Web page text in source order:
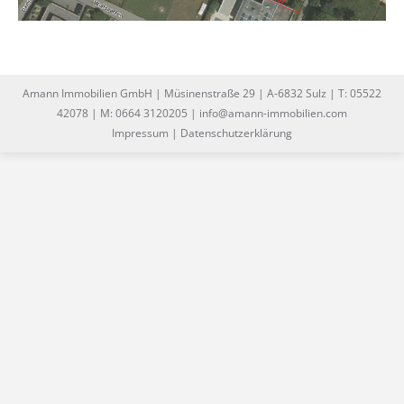
Amann Immobilien GmbH | Müsinenstraße 29 | A-6832 Sulz | T: 05522
42078 | M: 0664 3120205 | info@amann-immobilien.com
Impressum | Datenschutzerklärung